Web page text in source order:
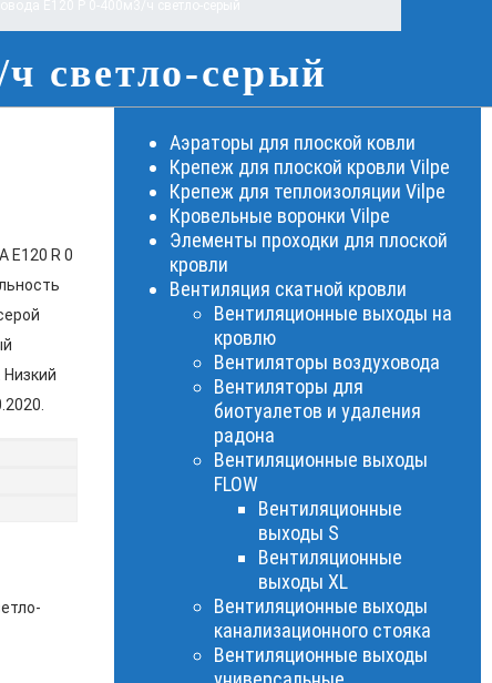
светло-серый
E120 R 0
Аэраторы для плоской ковли
Крепеж для плоской кровли Vilpe
Крепеж для теплоизоляции Vilpe
Кровельные воронки Vilpe
Элементы проходки для плоской
кровли
Вентиляция скатной кровли
Вентиляционные выходы на
кровлю
Вентиляторы воздуховода
Вентиляторы для
биотуалетов и удаления
радона
Вентиляционные выходы
FLOW
Вентиляционные
выходы S
Вентиляционные
выходы XL
Вентиляционные выходы
канализационного стояка
Вентиляционные выходы